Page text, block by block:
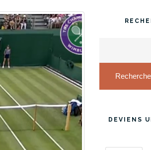
DEVIENS